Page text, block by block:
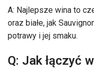
A: Najlepsze wina to
oraz białe, jak
potrawy i jej smaku.
Q: Jak łączyć